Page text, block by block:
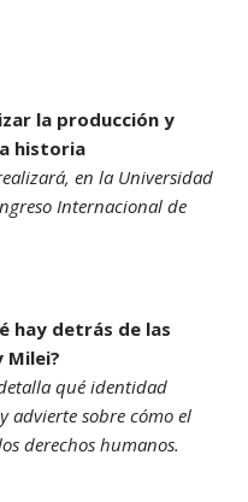
la producción y
historia
en la Universidad
Internacional de
hay detrás de las
Milei?
qué identidad
advierte sobre cómo el
derechos humanos.